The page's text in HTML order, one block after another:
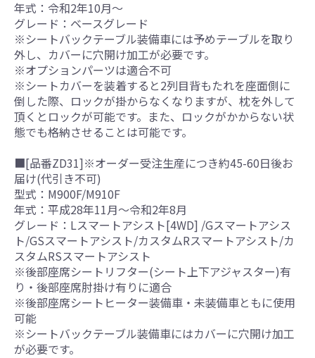
年式：令和2年10月～
グレード：ベースグレード
※シートバックテーブル装備車には予めテーブルを取り
外し、カバーに穴開け加工が必要です。
※オプションパーツは適合不可
※シートカバーを装着すると2列目背もたれを座面側に
倒した際、ロックが掛からなくなりますが、枕を外して
頂くとロックが可能です。また、ロックがかからない状
態でも格納させることは可能です。
■[品番ZD31]※オーダー受注生産につき約45-60日後お
届け(代引き不可)
型式：M900F/M910F
年式：平成28年11月～令和2年8月
グレード：Lスマートアシスト[4WD] /Gスマートアシス
ト/GSスマートアシスト/カスタムRスマートアシスト/カ
スタムRSスマートアシスト
※後部座席シートリフター(シート上下アジャスター)有
り・後部座席肘掛け有りに適合
※後部座席シートヒーター装備車・未装備車ともに使用
可能
※シートバックテーブル装備車にはカバーに穴開け加工
が必要です。